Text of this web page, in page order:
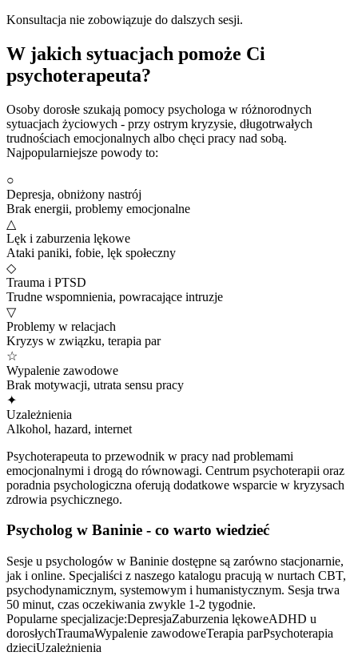
Konsultacja nie zobowiązuje do dalszych sesji.
W jakich sytuacjach pomoże Ci
psychoterapeuta?
Osoby dorosłe szukają pomocy psychologa w różnorodnych
sytuacjach życiowych - przy ostrym kryzysie, długotrwałych
trudnościach emocjonalnych albo chęci pracy nad sobą.
Najpopularniejsze powody to:
○
Depresja, obniżony nastrój
Brak energii, problemy emocjonalne
△
Lęk i zaburzenia lękowe
Ataki paniki, fobie, lęk społeczny
◇
Trauma i PTSD
Trudne wspomnienia, powracające intruzje
▽
Problemy w relacjach
Kryzys w związku, terapia par
☆
Wypalenie zawodowe
Brak motywacji, utrata sensu pracy
✦
Uzależnienia
Alkohol, hazard, internet
Psychoterapeuta to przewodnik w pracy nad problemami
emocjonalnymi i drogą do równowagi. Centrum psychoterapii oraz
poradnia psychologiczna oferują dodatkowe wsparcie w kryzysach
zdrowia psychicznego.
Psycholog w Baninie - co warto wiedzieć
Sesje u psychologów w Baninie dostępne są zarówno stacjonarnie,
jak i online. Specjaliści z naszego katalogu pracują w nurtach CBT,
psychodynamicznym, systemowym i humanistycznym. Sesja trwa
50 minut, czas oczekiwania zwykle 1-2 tygodnie.
Popularne specjalizacje:DepresjaZaburzenia lękoweADHD u
dorosłychTraumaWypalenie zawodoweTerapia parPsychoterapia
dzieciUzależnienia